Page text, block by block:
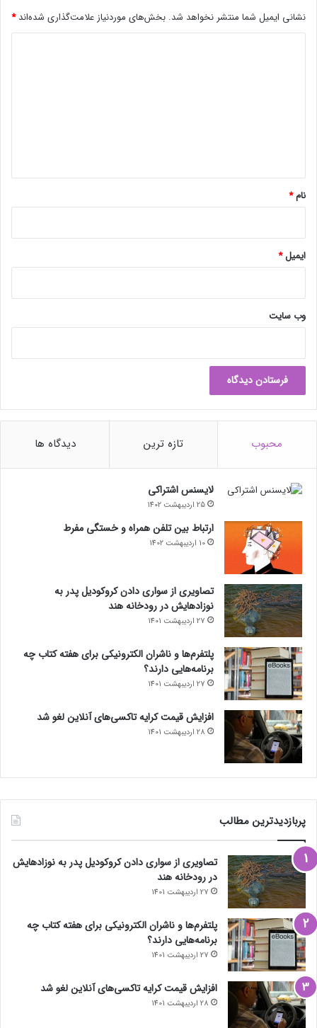
ب
ر
ر
ه
ا
خ
و
د
و
س
ا
آ
ک
نشانی ایمیل شما منتشر نخواهد شد. بخش‌های موردنیاز علامت‌گذاری شده‌اند*
نام*
ایمیل*
وب‌ سایت
محبوب تازه ترین دیدگاه ها
لایسنس اشتراکی
25 اردیبهشت 1402
ارتباط بین تلفن همراه و خستگی مفرط
10 اردیبهشت 1402
تصاویری از سواری دادن کروکودیل پدر به
نوزادهایش در رودخانه هند
27 اردیبهشت 1401
پلتفرم‌ها و ناشران الکترونیکی برای هفته کتاب چه
برنامه‌هایی دارند؟
27 اردیبهشت 1401
افزایش قیمت کرایه تاکسی‌های آنلاین لغو شد
28 اردیبهشت 1401
پربازدیدترین مطالب
تصاویری از سواری دادن کروکودیل پدر به نوزادهایش
در رودخانه هند
27 اردیبهشت 1401
پلتفرم‌ها و ناشران الکترونیکی برای هفته کتاب چه
برنامه‌هایی دارند؟
27 اردیبهشت 1401
افزایش قیمت کرایه تاکسی‌های آنلاین لغو شد
28 اردیبهشت 1401